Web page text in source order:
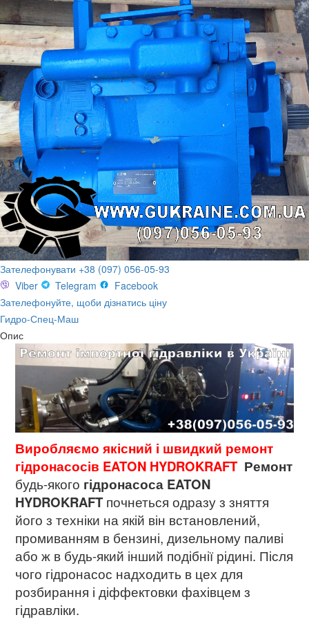
Зателефонувати +38 (097) 056-05-93
Viber
Telegram
Facebook
Зателефонуйте, щоби дізнатись ціну
Гидро-Спец-Маш
Опис
Виробляємо якісний і швидкий ремонт
гідронасосів EATON HYDROKRAFT Ремонт
будь-якого гідронасоса EATON
HYDROKRAFTпочнеться одразу з зняття
його з техніки на якій він встановлений,
промиванням в бензині, дизельному паливі
або ж в будь-який інший подібнії рідині. Після
чого гідронасос надходить в цех для
розбирання і діффектовки фахівцем з
гідравліки.